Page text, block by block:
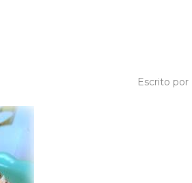
Escrito por